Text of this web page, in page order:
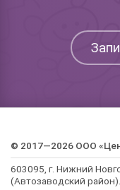
© 2017—2026 ООО
603095, г. Нижний
(Автозаводский